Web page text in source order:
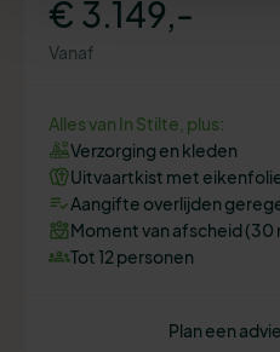
€ 3.149,-
Vanaf
Alles van In Stilte, plus:
Verzorging en kleden
Uitvaartkist met
Aangifte overlijden
Moment van afscheid (30
Tot 12 personen
Plan een